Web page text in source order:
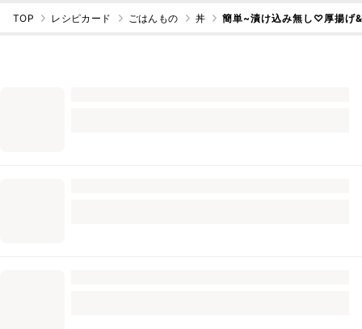
TOP レシピカード ごはんもの 丼 簡単~漬け込み無し♡厚揚げ